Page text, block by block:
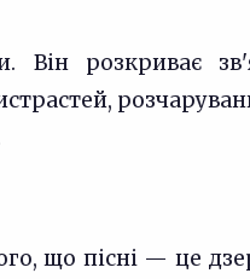
Він розкриває
що пісні — це